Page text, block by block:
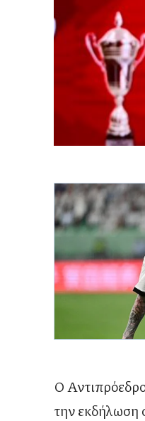
Ο
την εκδήλωση